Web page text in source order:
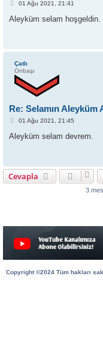
M
s
01 Ağu 2021, 21:41
Aleyküm selam hoşgeldin.
Çatlı
Onbaşı
Re: Selamın Aleyküm
M
s
01 Ağu 2021, 21:45
Aleyküm selam devrem.
Cevapla
3
Copyright ©2024 Tüm hakları